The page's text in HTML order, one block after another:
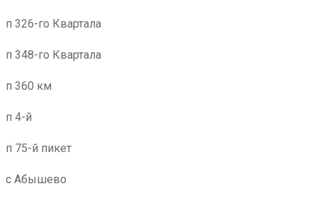
п 326-го Квартала
п 348-го Квартала
п 360 км
п 4-й
п 75-й пикет
с Абышево